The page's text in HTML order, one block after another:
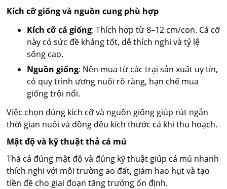
Kích cỡ giống và nguồn cung phù hợp
Kích cỡ cá giống: Thích hợp từ 8–12 cm/con. Cá cỡ
này có sức đề kháng tốt, dễ thích nghi và tỷ lệ
sống cao.
Nguồn giống: Nên mua từ các trại sản xuất uy tín,
có quy trình ương nuôi rõ ràng, hạn chế mua
giống trôi nổi.
Việc chọn đúng kích cỡ và nguồn giống giúp rút ngắn
thời gian nuôi và đồng đều kích thước cá khi thu hoạch.
Mật độ và kỹ thuật thả cá mú
Thả cá đúng mật độ và đúng kỹ thuật giúp cá mú nhanh
thích nghi với môi trường ao đất, giảm hao hụt và tạo
tiền đề cho giai đoạn tăng trưởng ổn định.